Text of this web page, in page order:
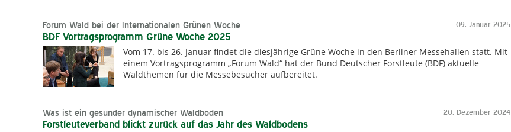
09. Januar 2025
Forum Wald bei der Internationalen Grünen Woche
BDF Vortragsprogramm Grüne Woche 2025
Vom 17. bis 26. Januar findet die diesjährige Grüne Woche in den Berliner Messehallen statt. Mit
einem Vortragsprogramm „Forum Wald“ hat der Bund Deutscher Forstleute (BDF) aktuelle
Waldthemen für die Messebesucher aufbereitet.
20. Dezember 2024
Was ist ein gesunder dynamischer Waldboden
Forstleuteverband blickt zurück auf das Jahr des Waldbodens